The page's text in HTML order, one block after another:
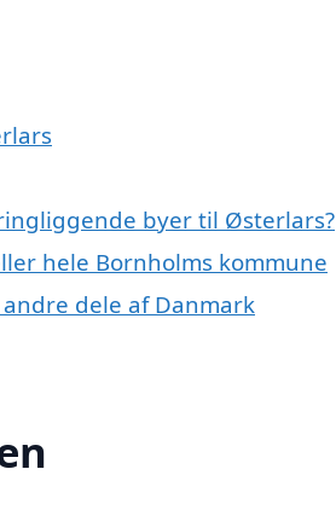
byer til Østerlars?
hele Bornholms kommune
dele af Danmark